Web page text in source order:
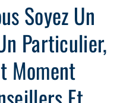
Soyez Un
Particulier,
Moment